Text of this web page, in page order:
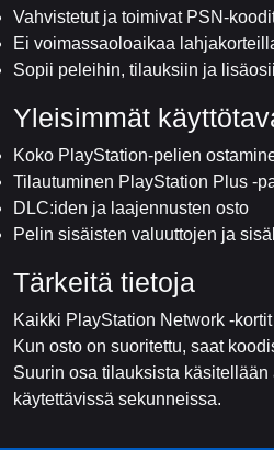
Vahvistetut ja toimivat PSN-
Ei voimassaoloaikaa
Sopii peleihin, tilauksiin ja
Yleisimmät
Koko PlayStation-pelien
Tilautuminen PlayStation Plus -
DLC:iden ja laajennusten osto
Pelin sisäisten valuuttojen ja
Tärkeitä tietoja
Kaikki PlayStation Network -
Kun osto on suoritettu, saat
Suurin osa tilauksista
käytettävissä sekunneissa.